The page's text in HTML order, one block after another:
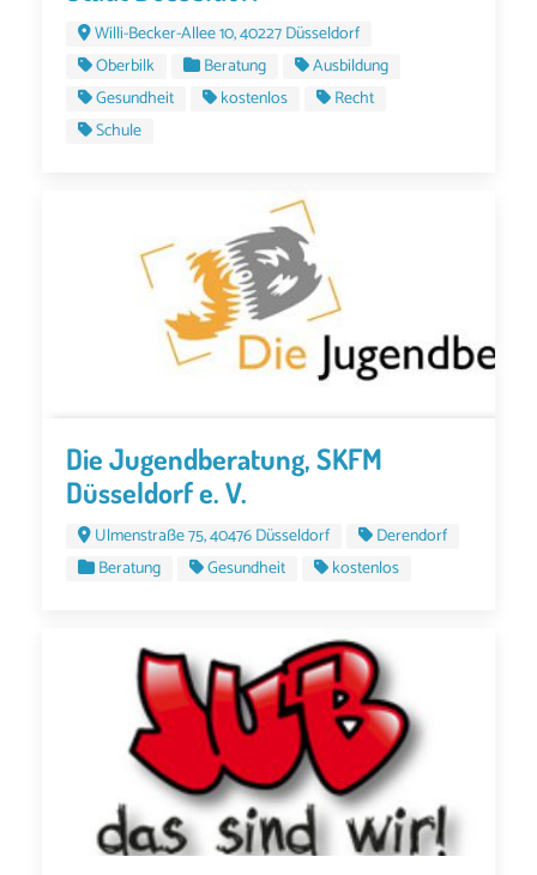
Willi-Becker-Allee 10, 40227 Düsseldorf
Oberbilk
Beratung
Ausbildung
Gesundheit
kostenlos
Recht
Schule
Die Jugendberatung, SKFM
Düsseldorf e. V.
Ulmenstraße 75, 40476 Düsseldorf
Derendorf
Beratung
Gesundheit kostenlos